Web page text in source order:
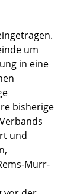
um
in eine
bisherige
und
Murr-